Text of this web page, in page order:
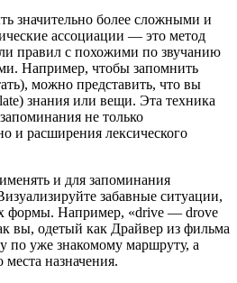
значительно более сложными и
ассоциации — это метод
правил с похожими по звучанию
Например, чтобы запомнить
можно представить, что вы
знания или вещи. Эта техника
не только
и расширения лексического
и для запоминания
забавные ситуации,
формы. Например, «drive — drove
вы, одетый как Драйвер из фильма
по уже знакомому маршруту, а
места назначения.